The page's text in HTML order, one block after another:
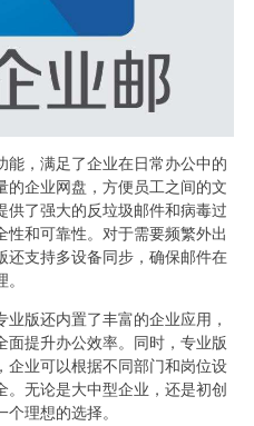
能，满足了企业在日常办公中的
的企业网盘，方便员工之间的文
供了强大的反垃圾邮件和病毒过
性和可靠性。对于需要频繁外出
还支持多设备同步，确保邮件在
版还内置了丰富的企业应用，
面提升办公效率。同时，专业版
企业可以根据不同部门和岗位设
无论是大中型企业，还是初创
理想的选择。